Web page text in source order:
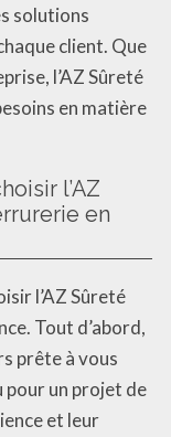
solutions
client. Que
l’AZ Sûreté
en matière
l’AZ
en
l’AZ Sûreté
Tout d’abord,
prête à vous
pour un projet de
et leur